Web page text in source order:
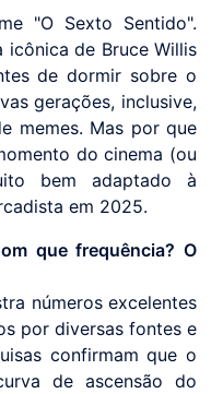
"O Sexto Sentido".
icônica de Bruce Willis
de dormir sobre o
gerações, inclusive,
memes. Mas por que
do cinema (ou
bem adaptado à
em 2025.
que frequência? O
números excelentes
por diversas fontes e
confirmam que o
de ascensão do